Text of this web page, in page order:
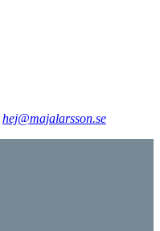
hej@majalarsson.se